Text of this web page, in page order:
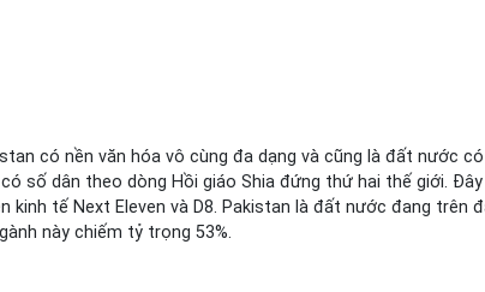
có nền văn hóa vô cùng đa dạng và cũng là đất nước
số dân theo dòng Hồi giáo Shia đứng thứ hai thế giới.
tế Next Eleven và D8. Pakistan là đất nước đang trên
này chiếm tỷ trọng 53%.